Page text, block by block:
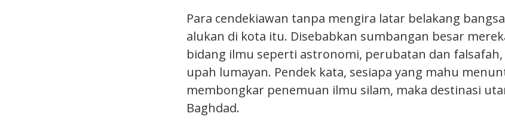
Para cendekiawan tanpa mengira latar belakang
alukan di kota itu. Disebabkan sumbangan besar
bidang ilmu seperti astronomi, perubatan dan
upah lumayan. Pendek kata, sesiapa yang mahu
membongkar penemuan ilmu silam, maka destinasi
Baghdad.